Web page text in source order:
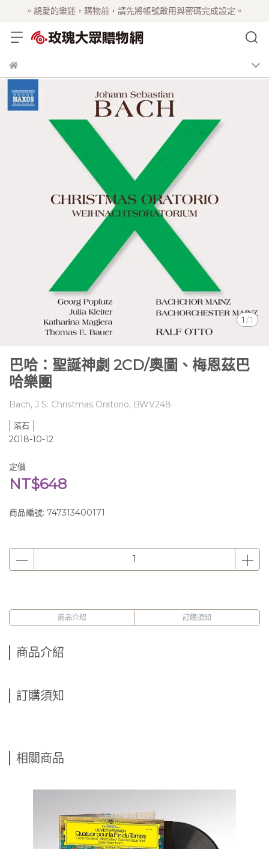
。親愛的樂迷，購物前，請先將帳號啟用與密碼完成設定。
1 /1
巴哈：聖誕神劇 2CD/奧圖、梅恩茲巴
哈樂團
Bach, J S: Christmas Oratorio, BWV248
滾石
2018-10-12
定價
NT$648
商品編號: 747313400171
商品介紹 訂購須知
商品介紹
訂購須知
相關商品